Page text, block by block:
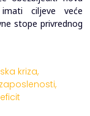
ciljeve veće
stope privrednog
kriza,
zaposlenosti,